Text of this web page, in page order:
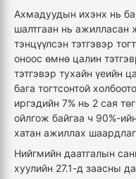
Ахмадуудын ихэнх нь
шалтгаан нь ажилласан
тэнцүүлсэн тэтгэвэр
оноос өмнө цалин
тэтгэвэр тухайн үеийн
бага тогтсонтой
иргэдийн 7% нь 2 сая
ойлгож байгаа ч 90%-
хатан ажиллах
Нийгмийн даатгалын
хуулийн 27.1-д заасны